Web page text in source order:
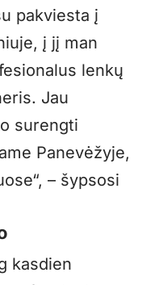
pakviesta į
į jį man
lenkų
Jau
surengti
Panevėžyje,
– šypsosi
kasdien